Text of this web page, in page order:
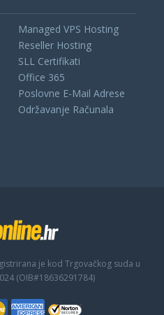
Managed VPS Hosting
Reseller Hosting
SLL Certifikati
Office 365
Poslovne E-Mail Adrese
Održavanje Računala
je kod Trgovačkog suda u
(OIB#18636291784)